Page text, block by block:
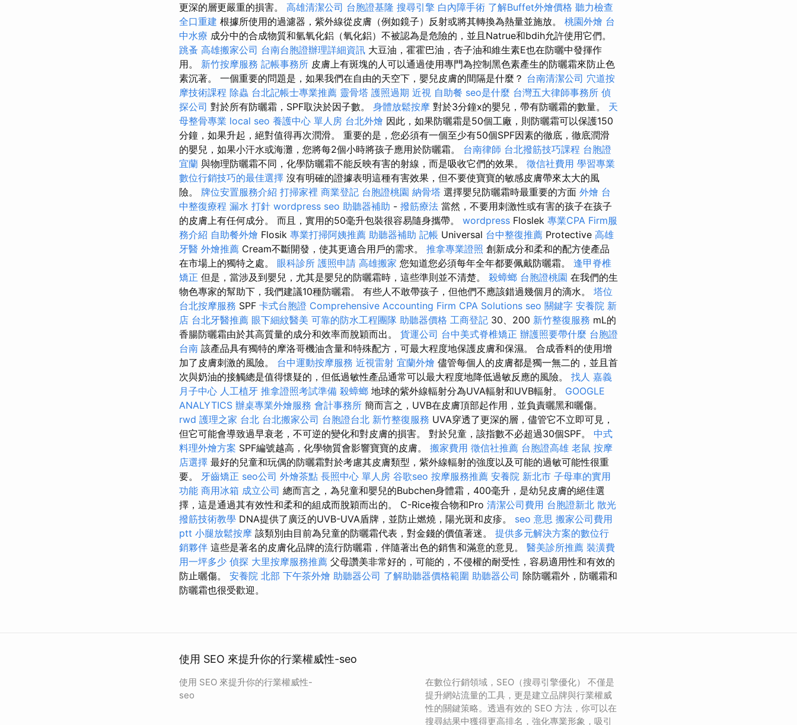
更深的層更嚴重的損害。 高雄清潔公司 台胞證基隆 搜尋引擎 白內障手術 了解Buffet外燴價格 聽力檢查
全口重建 根據所使用的過濾器，紫外線從皮膚（例如鏡子）反射或將其轉換為熱量並施放。 桃園外燴 台
中水療 成分中的合成物質和氫氧化鋁（氧化鋁）不被認為是危險的，並且Natrue和bdih允許使用它們。
跳蚤 高雄搬家公司 台南台胞證辦理詳細資訊 大豆油，霍霍巴油，杏子油和維生素E也在防曬中發揮作
用。 新竹按摩服務 記帳事務所 皮膚上有斑塊的人可以通過使用專門為控制黑色素產生的防曬霜來防止色
素沉著。 一個重要的問題是，如果我們在自由的天空下，嬰兒皮膚的間隔是什麼？ 台南清潔公司 穴道按
摩技術課程 除蟲 台北記帳士專業推薦 靈骨塔 護照過期 近視 自助餐 seo是什麼 台灣五大律師事務所 偵
探公司 對於所有防曬霜，SPF取決於因子數。 身體放鬆按摩 對於3分鐘x的嬰兒，帶有防曬霜的數量。 天
母整骨專業 local seo 養護中心 單人房 台北外燴 因此，如果防曬霜是50個工廠，則防曬霜可以保護150
分鐘，如果升起，絕對值得再次潤滑。 重要的是，您必須有一個至少有50個SPF因素的徹底，徹底潤滑
的嬰兒，如果小汗水或海灘，您將每2個小時將孩子應用於防曬霜。 台南律師 台北撥筋技巧課程 台胞證
宜蘭 與物理防曬霜不同，化學防曬霜不能反映有害的射線，而是吸收它們的效果。 徵信社費用 學習專業
數位行銷技巧的最佳選擇 沒有明確的證據表明這種有害效果，但不要使寶寶的敏感皮膚帶來太大的風
險。 牌位安置服務介紹 打掃家裡 商業登記 台胞證桃園 納骨塔 選擇嬰兒防曬霜時最重要的方面 外燴 台
中整復療程 漏水 打針 wordpress seo 助聽器補助 - 撥筋療法 當然，不要用刺激性或有害的孩子在孩子
的皮膚上有任何成分。 而且，實用的50毫升包裝很容易隨身攜帶。 wordpress Floslek 專業CPA Firm服
務介紹 自助餐外燴 Flosik 專業打掃阿姨推薦 助聽器補助 記帳 Universal 台中整復推薦 Protective 高雄
牙醫 外燴推薦 Cream不斷開發，使其更適合用戶的需求。 推拿專業證照 創新成分和柔和的配方使產品
在市場上的獨特之處。 眼科診所 護照申請 高雄搬家 您知道您必須每年全年都要佩戴防曬霜。 逢甲脊椎
矯正 但是，當涉及到嬰兒，尤其是嬰兒的防曬霜時，這些準則並不清楚。 殺蟑螂 台胞證桃園 在我們的生
物色專家的幫助下，我們建議10種防曬霜。 有些人不敢帶孩子，但他們不應該錯過幾個月的滴水。 塔位
台北按摩服務 SPF 卡式台胞證 Comprehensive Accounting Firm CPA Solutions seo 關鍵字 安養院 新
店 台北牙醫推薦 眼下細紋醫美 可靠的防水工程團隊 助聽器價格 工商登記 30、200 新竹整復服務 mL的
香腸防曬霜由於其高質量的成分和效率而脫穎而出。 貨運公司 台中美式脊椎矯正 辦護照要帶什麼 台胞證
台南 該產品具有獨特的摩洛哥機油含量和特殊配方，可最大程度地保護皮膚和保濕。 合成香料的使用增
加了皮膚刺激的風險。 台中運動按摩服務 近視雷射 宜蘭外燴 儘管每個人的皮膚都是獨一無二的，並且首
次與奶油的接觸總是值得懷疑的，但低過敏性產品通常可以最大程度地降低過敏反應的風險。 找人 嘉義
月子中心 人工植牙 推拿證照考試準備 殺蟑螂 地球的紫外線輻射分為UVA輻射和UVB輻射。 GOOGLE
ANALYTICS 辦桌專業外燴服務 會計事務所 簡而言之，UVB在皮膚頂部起作用，並負責曬黑和曬傷。
rwd 護理之家 台北 台北搬家公司 台胞證台北 新竹整復服務 UVA穿透了更深的層，儘管它不立即可見，
但它可能會導致過早衰老，不可逆的變化和對皮膚的損害。 對於兒童，該指數不必超過30個SPF。 中式
料理外燴方案 SPF編號越高，化學物質會影響寶寶的皮膚。 搬家費用 徵信社推薦 台胞證高雄 老鼠 按摩
店選擇 最好的兒童和玩偶的防曬霜對於考慮其皮膚類型，紫外線輻射的強度以及可能的過敏可能性很重
要。 牙齒矯正 seo公司 外燴茶點 長照中心 單人房 谷歌seo 按摩服務推薦 安養院 新北市 子母車的實用
功能 商用冰箱 成立公司 總而言之，為兒童和嬰兒的Bubchen身體霜，400毫升，是幼兒皮膚的絕佳選
擇，這是通過其有效性和柔和的組成而脫穎而出的。 C-Rice複合物和Pro 清潔公司費用 台胞證新北 散光
撥筋技術教學 DNA提供了廣泛的UVB-UVA盾牌，並防止燃燒，陽光斑和皮疹。 seo 意思 搬家公司費用
ptt 小腿放鬆按摩 該類別由目前為兒童的防曬霜代表，對金錢的價值著迷。 提供多元解決方案的數位行
銷夥伴 這些是著名的皮膚化品牌的流行防曬霜，伴隨著出色的銷售和滿意的意見。 醫美診所推薦 裝潢費
用一坪多少 偵探 大里按摩服務推薦 父母讚美非常好的，可能的，不侵權的耐受性，容易適用性和有效的
防止曬傷。 安養院 北部 下午茶外燴 助聽器公司 了解助聽器價格範圍 助聽器公司 除防曬霜外，防曬霜和
防曬霜也很受歡迎。
使用 SEO 來提升你的行業權威性-seo
使用 SEO 來提升你的行業權威性-
seo
在數位行銷領域，SEO（搜尋引擎優化） 不僅是
提升網站流量的工具，更是建立品牌與行業權威
性的關鍵策略。透過有效的 SEO 方法，你可以在
搜尋結果中獲得更高排名，強化專業形象，吸引